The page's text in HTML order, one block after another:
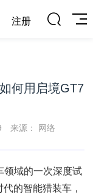
注册
何用启境GT7
来源： 网络
领域的一次深度试
的智能猎装车，